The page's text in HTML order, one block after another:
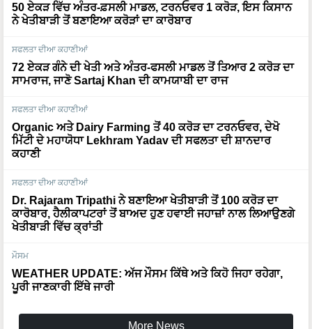
50 ਏਕੜ ਵਿੱਚ ਅੰਤਰ-ਫ਼ਸਲੀ ਮਾਡਲ, ਟਰਨਓਵਰ 1 ਕਰੋੜ, ਇਸ ਕਿਸਾਨ
ਨੇ ਖੇਤੀਬਾੜੀ ਤੋਂ ਬਣਾਇਆ ਕਰੋੜਾਂ ਦਾ ਕਾਰੋਬਾਰ
ਸਫਲਤਾ ਦੀਆ ਕਹਾਣੀਆਂ
72 ਏਕੜ ਗੰਨੇ ਦੀ ਖੇਤੀ ਅਤੇ ਅੰਤਰ-ਫਸਲੀ ਮਾਡਲ ਤੋਂ ਤਿਆਰ 2 ਕਰੋੜ ਦਾ
ਸਾਮਰਾਜ, ਜਾਣੋ Sartaj Khan ਦੀ ਕਾਮਯਾਬੀ ਦਾ ਰਾਜ
ਸਫਲਤਾ ਦੀਆ ਕਹਾਣੀਆਂ
Organic ਅਤੇ Dairy Farming ਤੋਂ 40 ਕਰੋੜ ਦਾ ਟਰਨਓਵਰ, ਦੇਖੋ
ਮਿੱਟੀ ਦੇ ਮਹਾਯੋਧਾ Lekhram Yadav ਦੀ ਸਫਲਤਾ ਦੀ ਸ਼ਾਨਦਾਰ
ਕਹਾਣੀ
ਸਫਲਤਾ ਦੀਆ ਕਹਾਣੀਆਂ
Dr. Rajaram Tripathi ਨੇ ਬਣਾਇਆ ਖੇਤੀਬਾੜੀ ਤੋਂ 100 ਕਰੋੜ ਦਾ
ਕਾਰੋਬਾਰ, ਹੈਲੀਕਾਪਟਰਾਂ ਤੋਂ ਬਾਅਦ ਹੁਣ ਹਵਾਈ ਜਹਾਜ਼ਾਂ ਨਾਲ ਲਿਆਉਣਗੇ
ਖੇਤੀਬਾੜੀ ਵਿੱਚ ਕ੍ਰਾਂਤੀ
ਮੌਸਮ
WEATHER UPDATE: ਅੱਜ ਮੌਸਮ ਕਿੱਥੇ ਅਤੇ ਕਿਹੋ ਜਿਹਾ ਰਹੇਗਾ,
ਪੂਰੀ ਜਾਣਕਾਰੀ ਇੱਥੇ ਜਾਰੀ
More News